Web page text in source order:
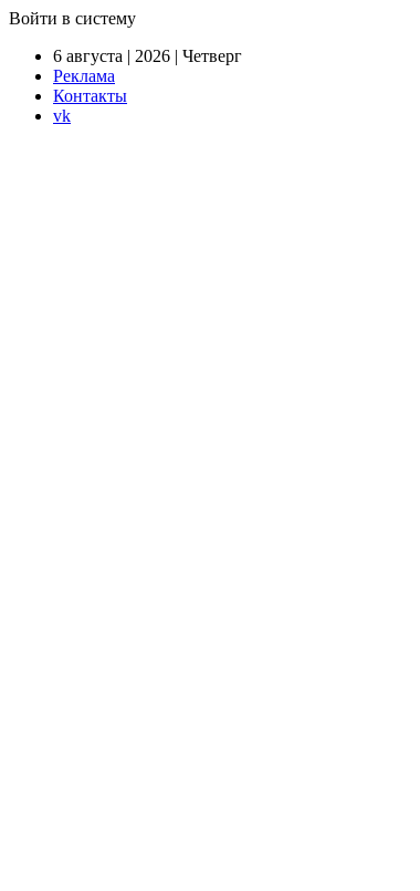
Войти в систему
6 августа | 2026 | Четверг
Реклама
Контакты
vk